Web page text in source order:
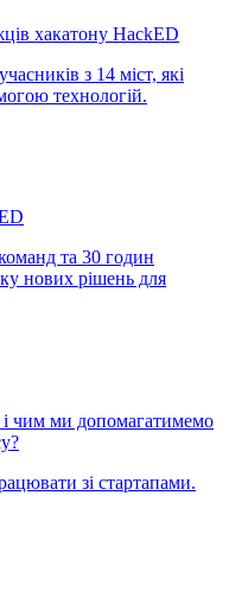
хакатону HackED
з 14 міст, які
технологій.
та 30 годин
нових рішень для
чим ми допомагатимемо
зі стартапами.